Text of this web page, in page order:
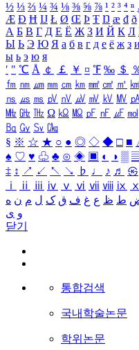
½ ⅓ ⅔ ¼ ¾ ⅛ ⅜ ⅝ ⅞ ¹ ² ³ ⁴ ⁿ ₁
Æ Ð Ħ Ĳ Ł Ø Œ Þ Ŧ Ŋ æ đ ð
А Б В Г Д Е Ё Ж З И Й К Л
Ы Ь Э Ю Я а б в г д е ё ж з и
ы ь э ю я
′ ″ ℃ Å ￠ ￡ ￥ ¤ ℉ ‰ ＄
㎙ ㎚ ㎛ ㎜ ㎝ ㎞ ㎟ ㎠ ㎡
㎱ ㎲ ㎳ ㎴ ㎵ ㎶ ㎷ ㎸ ㎹ ㎀
㎒ ㎓ ㎔ Ω ㏀ ㏁ ㎊ ㎋ ㎌ ㏖
㏃ ㏉ ㏜ ㏆
§ ※ ☆ ★ ○ ● ◎ ◇ ◆ □ ■
♠ ♡ ♥ ♧ ♣ ⊙ ◈ ▣ ◐ ◑ ▒
‡ ↕ ↗ ↙ ↖ ↘ ♭ ♩ ♪ ♬ ㉿
ⅰ
ⅱ ⅲ ⅳ ⅴ ⅵ ⅶ ⅷ ⅸ ⅹ
ط ظ ع غ ف ق ک ل م ن ه
و ی
닫기
통합검색
국내학술논문
학위논문